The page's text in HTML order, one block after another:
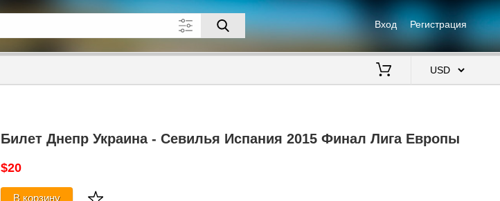
Вход Регистрация
Билет Днепр Украина - Севилья Испания 2015 Финал Лига Европы
$20
В корзину